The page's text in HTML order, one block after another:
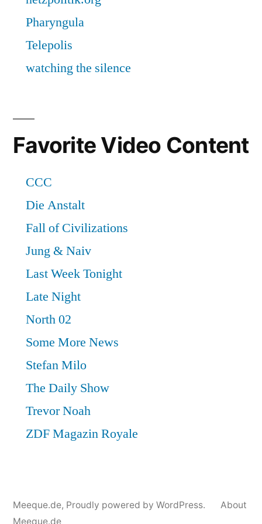
Favorite Video Content
Meeque.de, Proudly powered by WordPress.
About
Meeque.de